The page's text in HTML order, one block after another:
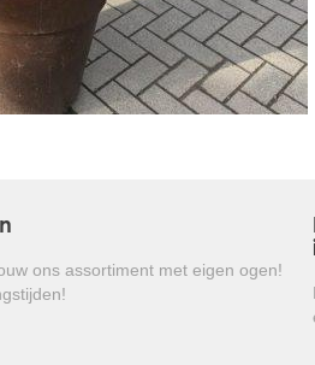
ons assortiment met eigen ogen!